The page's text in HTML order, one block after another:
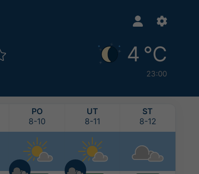
4 °C
23:00
PO
8-10
UT
8-11
ST
8-12